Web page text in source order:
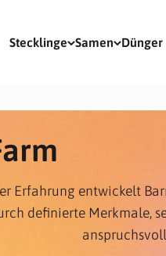
Stecklinge Samen Dünger
Erfahrung entwickelt
definierte Merkmale,